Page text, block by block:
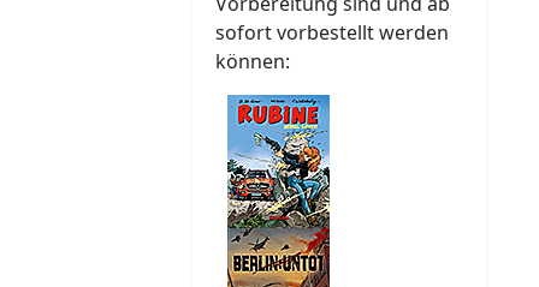
sofort vorbestellt werden
können: